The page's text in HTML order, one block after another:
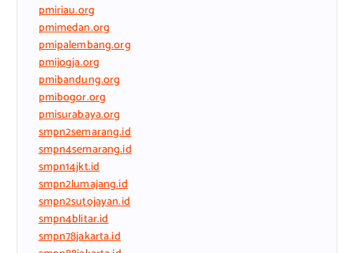
pmiriau.org
pmimedan.org
pmipalembang.org
pmijogja.org
pmibandung.org
pmibogor.org
pmisurabaya.org
smpn2semarang.id
smpn4semarang.id
smpn14jkt.id
smpn2lumajang.id
smpn2sutojayan.id
smpn4blitar.id
smpn78jakarta.id